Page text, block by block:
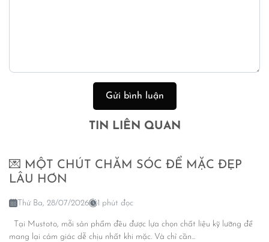
Gửi bình luận
TIN LIÊN QUAN
💌 MỘT CHÚT CHĂM SÓC ĐỂ MẶC ĐẸP
LÂU HƠN
Thứ Ba, 28/07/2026 1 phút đọc
Tại Mustoto, mỗi sản phẩm đều được lựa chọn chất liệu kỹ lưỡng để
mang lại cảm giác dễ chịu nhất khi mặc. Và chỉ cần...